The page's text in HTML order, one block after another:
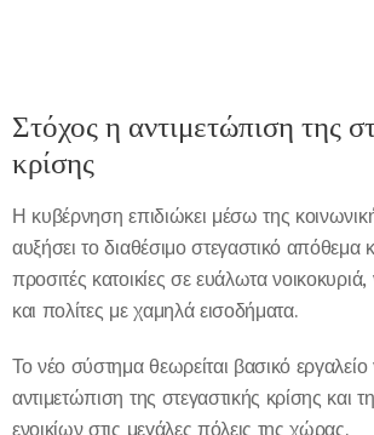
Στόχος η αντιμετώπιση της
κρίσης
Η κυβέρνηση επιδιώκει μέσω της
αυξήσει το διαθέσιμο στεγαστικό απόθεμα
προσιτές κατοικίες σε ευάλωτα νοικοκυριά,
και πολίτες με χαμηλά εισοδήματα.
Το νέο σύστημα θεωρείται βασικό εργαλείο
αντιμετώπιση της στεγαστικής κρίσης και
ενοικίων στις μεγάλες πόλεις της χώρας.